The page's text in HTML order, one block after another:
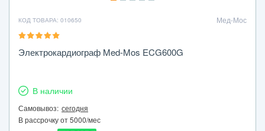
КОД ТОВАРА: 010650 Мед-Мос
Электрокардиограф Med-Mos ECG600G
В наличии
Самовывоз: сегодня
В рассрочку от 5000/мес